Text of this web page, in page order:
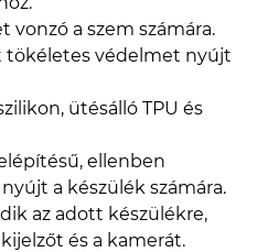
vonzó a szem számára.
tökéletes védelmet nyújt
ütésálló TPU és
ellenben
a készülék számára.
az adott készülékre,
és a kamerát.